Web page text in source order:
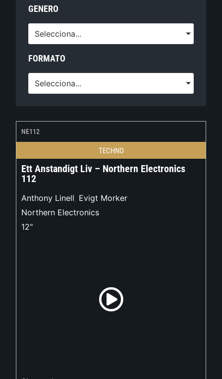
GENERO
Selecciona...
FORMATO
Selecciona...
NE112
TECHNO
Ett Anstandigt Liv – Northern Electronics
112
Anthony Linell, Evigt Morker
Northern Electronics
12"